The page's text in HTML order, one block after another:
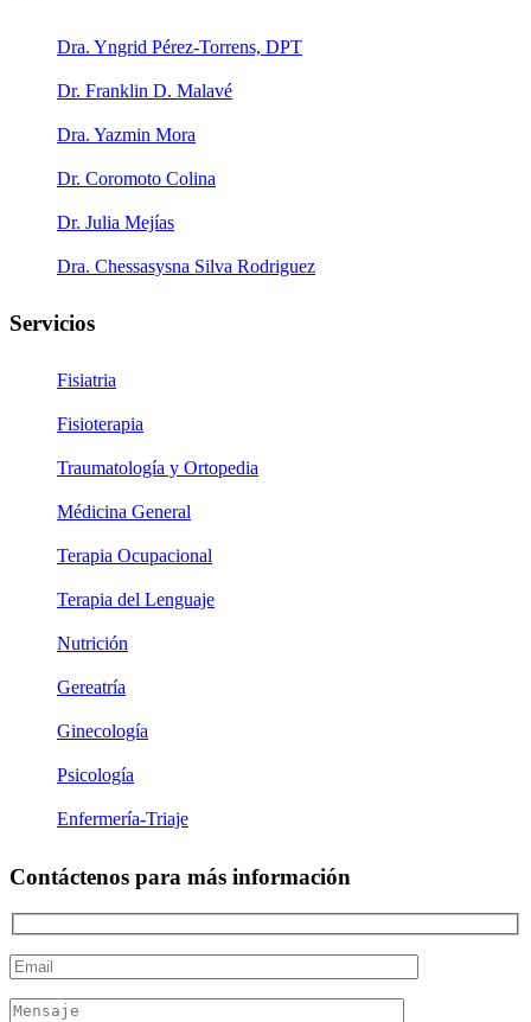
Dra. Yngrid Pérez-Torrens, DPT
Dr. Franklin D. Malavé
Dra. Yazmin Mora
Dr. Coromoto Colina
Dr. Julia Mejías
Dra. Chessasysna Silva Rodriguez
Servicios
Fisiatria
Fisioterapia
Traumatología y Ortopedia
Médicina General
Terapia Ocupacional
Terapia del Lenguaje
Nutrición
Gereatría
Ginecología
Psicología
Enfermería-Triaje
Contáctenos para más información